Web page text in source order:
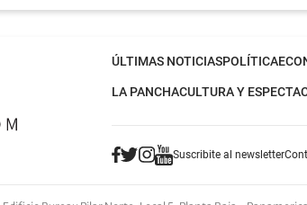
ÚLTIMAS NOTICIASPOLÍTICA
LA PANCHACULTURA Y
Suscribite al newsletter